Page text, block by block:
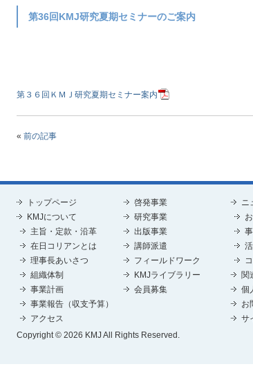
第36回KMJ研究夏期セミナーのご案内
第３６回ＫＭＪ研究夏期セミナー案内
« 前の記事
トップページ
KMJについて
主旨・定款・沿革
在日コリアンとは
理事長あいさつ
組織体制
事業計画
事業報告（収支予算）
アクセス
啓発事業
研究事業
出版事業
講師派遣
フィールドワーク
KMJライブラリー
会員募集
ニ
関
個
お
サ
Copyright © 2026 KMJ All Rights Reserved.